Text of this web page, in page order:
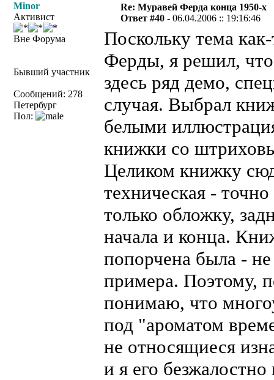
Minor
Активист
Вне Форума
Бывший участник
Сообщений: 278
Петербург
Пол:
Re: Муравей Ферда конца 1950-х
Ответ #40 -06.04.2006 :: 19:16:46
Поскольку тема
Ферды, я решил,
здесь ряд демо,
случая. Выбрал
белыми
книжки со
Целиком книжку
техническая -
только обложку,
начала и конца.
попорчена была -
примера. Поэтому,
понимаю, что
под "ароматом
не относящиеся
и я его